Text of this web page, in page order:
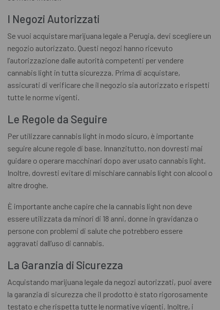
I Negozi Autorizzati
Se vuoi acquistare marijuana legale a Perugia, devi scegliere un
negozio autorizzato. Questi negozi hanno ricevuto
l’autorizzazione dalle autorità competenti per vendere
cannabis light in tutta sicurezza. Prima di acquistare,
assicurati di verificare che il negozio sia autorizzato e rispetti
tutte le norme vigenti.
Le Regole da Seguire
Per utilizzare cannabis light in modo sicuro, è importante
seguire alcune regole di base. Innanzitutto, non dovresti mai
guidare o operare macchinari dopo aver usato cannabis light.
Inoltre, dovresti evitare di mischiare cannabis light con alcool o
altre droghe.
È importante anche capire che la cannabis light non deve
essere utilizzata da minori di 18 anni, donne in gravidanza o
persone con problemi di salute che potrebbero essere
aggravati dall’uso di cannabis.
La Garanzia di Sicurezza
Acquistando marijuana legale da negozi autorizzati, puoi avere
la garanzia di sicurezza che il prodotto è stato rigorosamente
testato e che rispetta tutte le normative vigenti. Inoltre, i